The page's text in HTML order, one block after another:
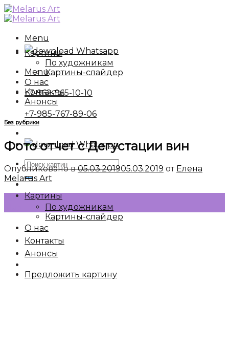
Skip
to
Menu
Whatsapp
Menu
+7-962-965-10-10
+7-985-767-89-06
Whatsapp
Искать:
Картины
По художникам
Картины-слайдер
О нас
Контакты
Анонсы
Предложить картину
Картины
По художникам
Картины-слайдер
О нас
Контакты
Анонсы
Без рубрики
Фото отчет с Дегустации вин
Опубликовано в05.03.201905.03.2019 от Елена
Melarus Art